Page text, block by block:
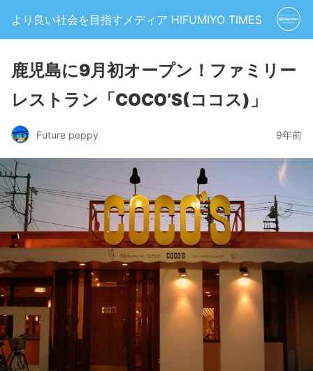
より良い社会を目指すメディア HIFUMIYO TIMES
鹿児島に9月初オープン！ファミリー
レストラン「COCO’S(ココス)」
Future peppy 9年前